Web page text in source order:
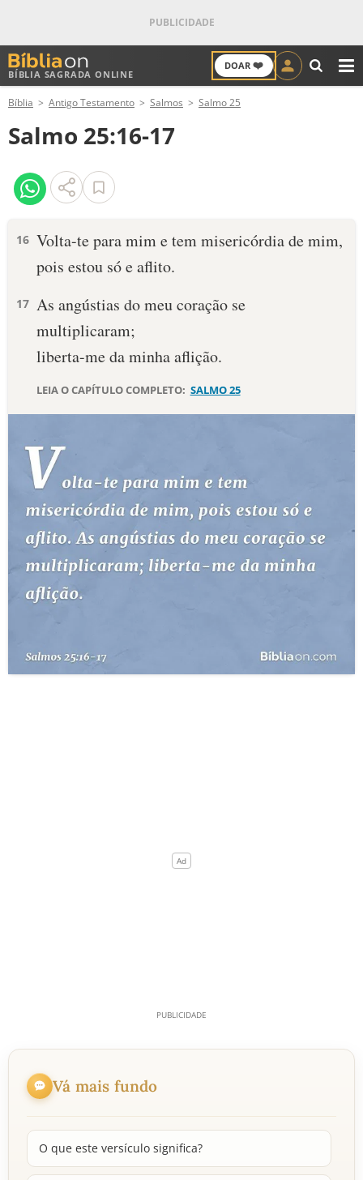
BÍBLIA SAGRADA ONLINE
DOAR ❤️
ANTIGO TESTAMENTO
NOVO TESTAMENTO
VERSÍCULOS
PALAVRA DO DIA
SALMO DO DIA
DEVOCIONAL DIÁRIO
10 MANDAMENTOS
ESBOÇOS DE PREGAÇÃO
TEMAS
PERGUNTE À BÍBLIA
TERMO BÍBLICO
Bíblia Antigo Testamento Salmos Salmo 25
Salmo 25:16-17
16 Volta-te para mim e tem misericórdia de mim,
pois estou só e aflito.
17 As angústias do meu coração se
multiplicaram;
liberta-me da minha aflição.
LEIA O CAPÍTULO COMPLETO: SALMO 25
Vá mais fundo
O que este versículo significa?